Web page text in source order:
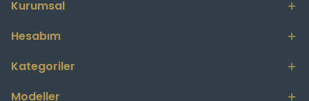
Kurumsal
Hesabım
Kategoriler
Modeller